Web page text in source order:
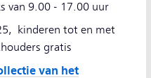
van 9.00 - 17.00 uur
kinderen tot en met
gratis
van het